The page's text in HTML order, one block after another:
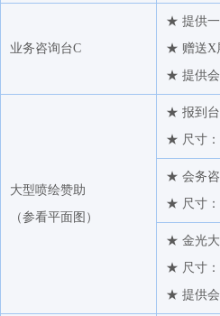
孙浩
豆如彪
江苏华亚化纤有限
东证润和资本管理有
大越期货股份有限
江苏申久 ( 集团 ) 有
南京盛庆和化工有
业务咨询台C
★ 提供一
★ 赠送X
★ 提供会
大型喷绘赞助
（参看平面图 ）
★ 报到
★ 尺寸：
★ 会务
★ 尺寸：
★ 金光
★ 尺寸：
★ 提供会